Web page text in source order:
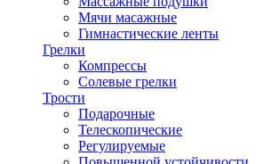
Мячи масажные
Гимнастические ленты
Грелки
Компрессы
Солевые грелки
Трости
Подарочные
Телескопические
Регулируемые